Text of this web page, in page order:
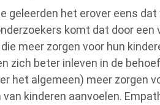
geleerden het erover eens
komt dat door een
meer zorgen voor hun
zich beter inleven in de
het algemeen) meer zorgen
kinderen aanvoelen.